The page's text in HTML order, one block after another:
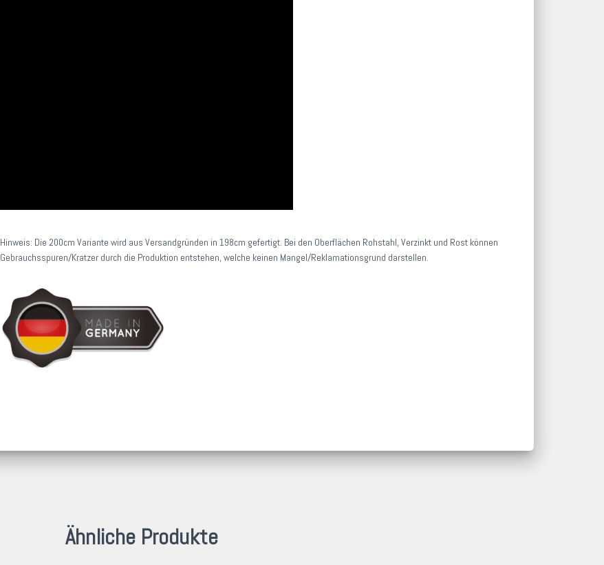
Hinweis: Die 200cm Variante wird aus Versandgründen in 198cm gefertigt. Bei den Oberflächen Rohstahl, Verzinkt und Rost können
Gebrauchsspuren/Kratzer durch die Produktion entstehen, welche keinen Mangel/Reklamationsgrund darstellen.
Ähnliche Produkte